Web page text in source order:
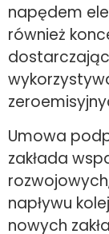
napędem
również
Umowa
zakłada
napływu
nowych